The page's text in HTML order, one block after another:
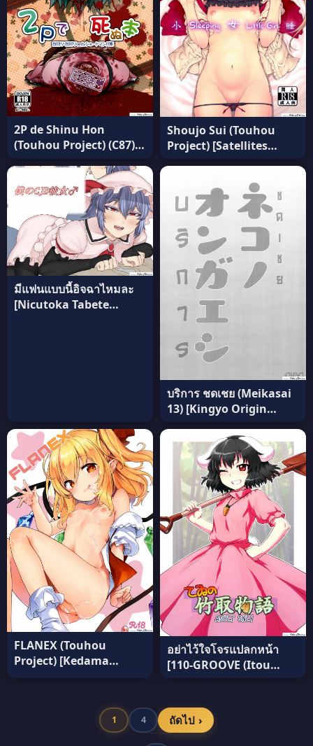
2P de Shinu Hon
(Touhou Project) (C87)
แปลไทย
Shoujo Sui (Touhou
Project) [Satellites
(Satetsu)] (C88) พ่อบ้าน
มีแฟนแบบนี้อิจฉาไหมละ
[Nicutoka Tabete
บริการ ชดเชย (Meikasai
13) [Kingyo Origin
(Kayama Rim)] Neko no
Ongaeshi (Touhou
Project) แปลไทย
FLANEX (Touhou
Project) [Kedama
Gyuunyuu] แปลไทย
อย่าไว้ใจโจรแปลกหน้า
[110-GROOVE (Itou
Yuuji)] Tewi no Taketori
Project) แปลไทย
1 4 ถัดไป ›